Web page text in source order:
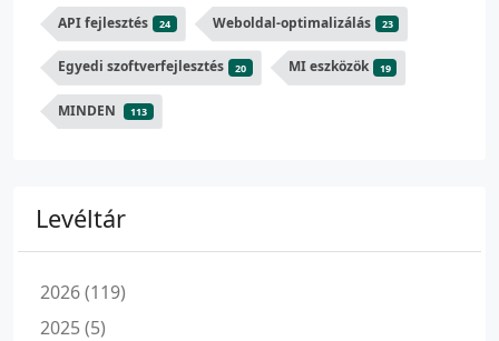
API fejlesztés 24 Weboldal-optimalizálás 23
Egyedi szoftverfejlesztés 20 MI eszközök 19
MINDEN 113
Levéltár
2026 (119)
2025 (5)